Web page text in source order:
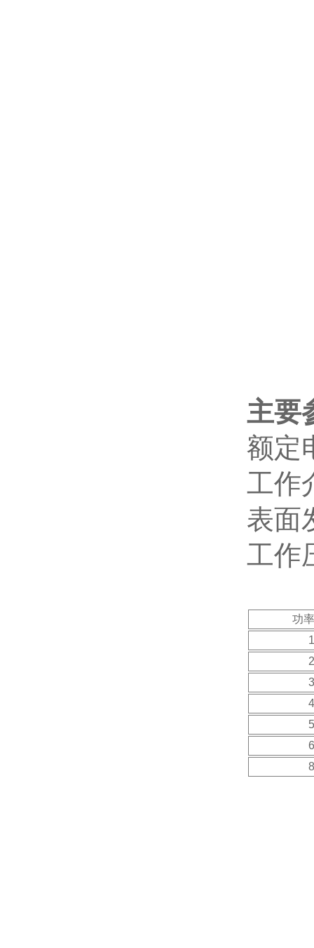
主要
额定
工作
表面
工作
功
1
2
3
4
5
6
8